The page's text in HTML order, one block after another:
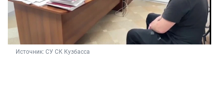
Источник: СУ СК Кузбасса